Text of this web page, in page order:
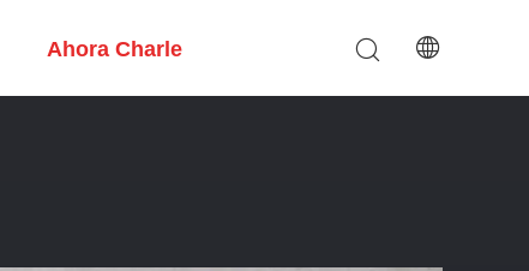
Ahora Charle